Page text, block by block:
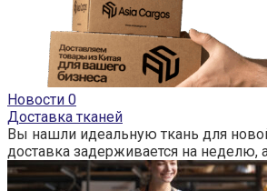
Новости 0
Доставка тканей
Вы нашли идеальную ткань для
доставка задерживается на неделю,